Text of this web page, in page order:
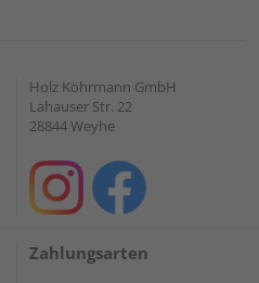
Holz Köhrmann GmbH
Lahauser Str. 22
28844 Weyhe
Zahlungsarten